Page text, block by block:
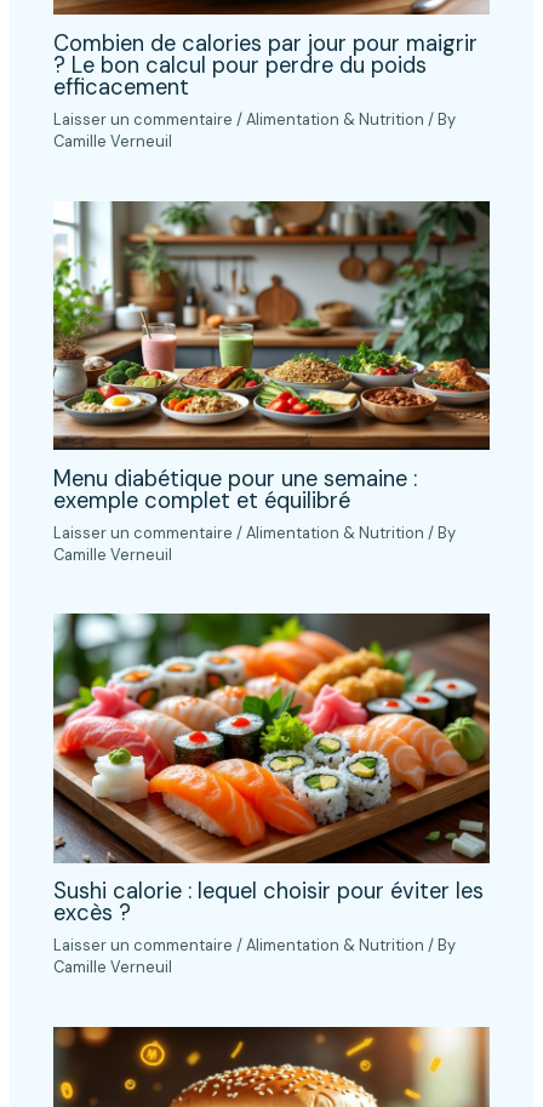
Combien de calories par jour pour maigrir
? Le bon calcul pour perdre du poids
efficacement
Laisser un commentaire /Alimentation & Nutrition / By
Camille Verneuil
Menu diabétique pour une semaine :
exemple complet et équilibré
Laisser un commentaire /Alimentation & Nutrition / By
Camille Verneuil
Sushi calorie : lequel choisir pour éviter les
excès ?
Laisser un commentaire /Alimentation & Nutrition / By
Camille Verneuil